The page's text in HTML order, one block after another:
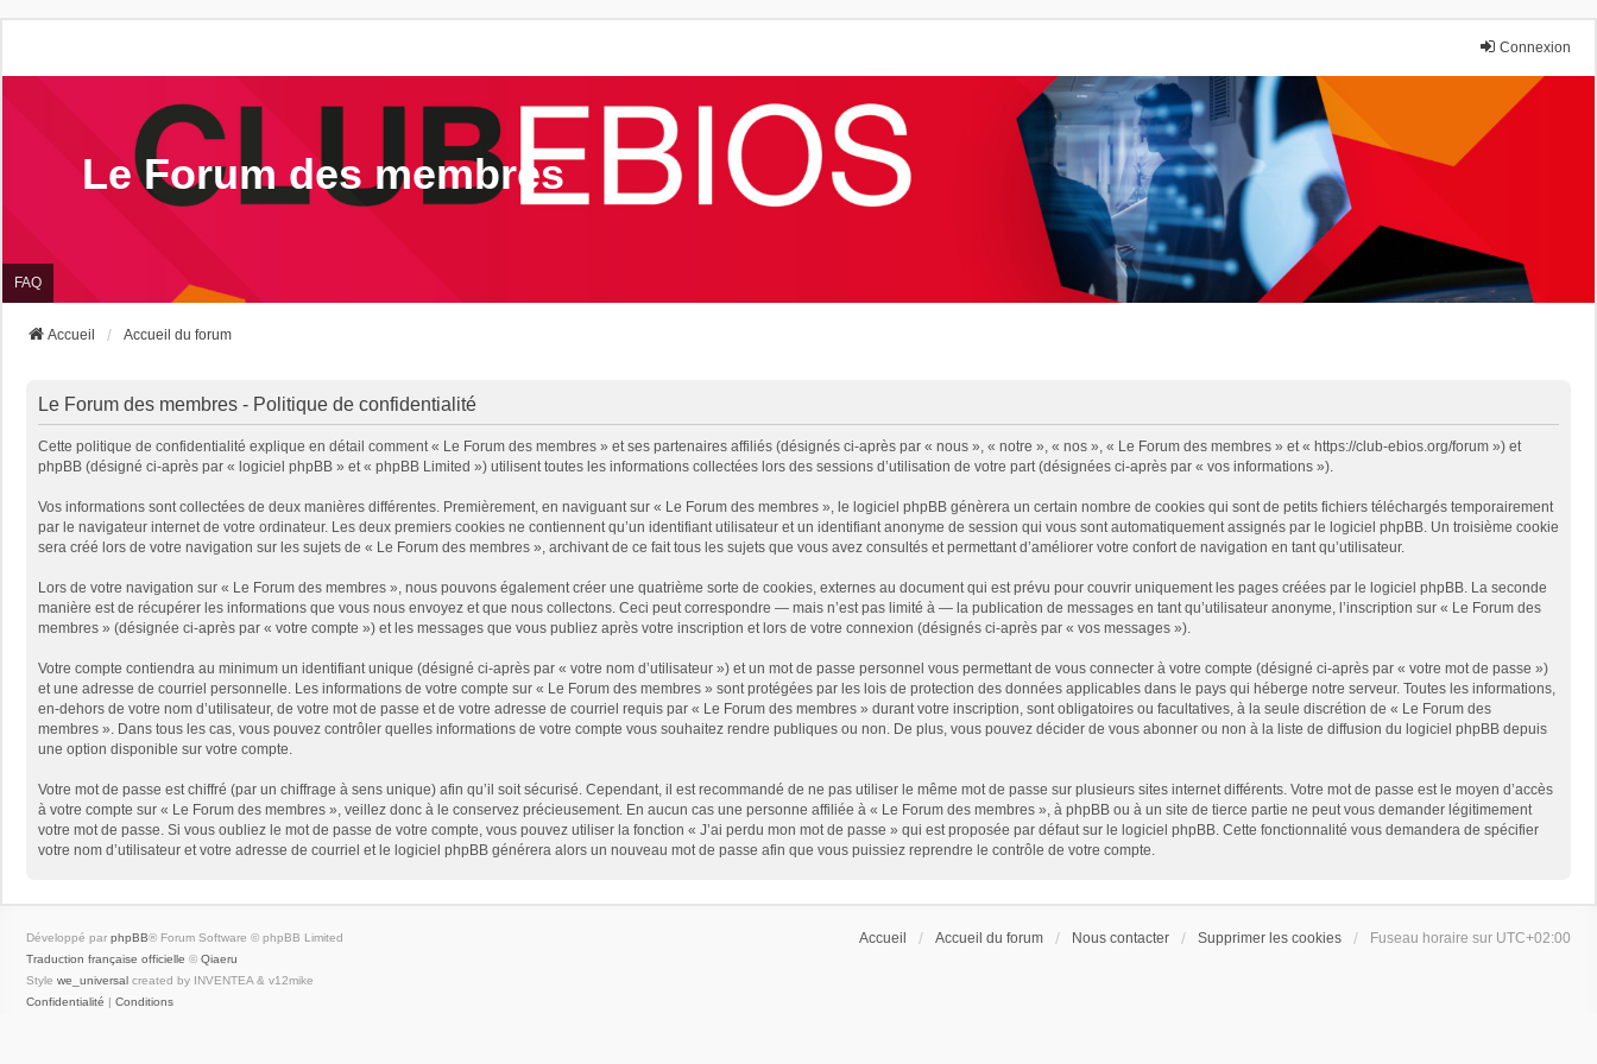
Connexion
Le Forum des membres
FAQ
Accueil Accueil du forum
Le Forum des membres - Politique de confidentialité
Cette politique de confidentialité explique en détail comment « Le Forum des membres » et ses partenaires affiliés (désignés ci-après par « nous », « notre », « nos », « Le Forum des membres » et « https://club-ebios.org/forum ») et
phpBB (désigné ci-après par « logiciel phpBB » et « phpBB Limited ») utilisent toutes les informations collectées lors des sessions d’utilisation de votre part (désignées ci-après par « vos informations »).
Vos informations sont collectées de deux manières différentes. Premièrement, en naviguant sur « Le Forum des membres », le logiciel phpBB génèrera un certain nombre de cookies qui sont de petits fichiers téléchargés temporairement
par le navigateur internet de votre ordinateur. Les deux premiers cookies ne contiennent qu’un identifiant utilisateur et un identifiant anonyme de session qui vous sont automatiquement assignés par le logiciel phpBB. Un troisième cookie
sera créé lors de votre navigation sur les sujets de « Le Forum des membres », archivant de ce fait tous les sujets que vous avez consultés et permettant d’améliorer votre confort de navigation en tant qu’utilisateur.
Lors de votre navigation sur « Le Forum des membres », nous pouvons également créer une quatrième sorte de cookies, externes au document qui est prévu pour couvrir uniquement les pages créées par le logiciel phpBB. La seconde
manière est de récupérer les informations que vous nous envoyez et que nous collectons. Ceci peut correspondre — mais n’est pas limité à — la publication de messages en tant qu’utilisateur anonyme, l’inscription sur « Le Forum des
membres » (désignée ci-après par « votre compte ») et les messages que vous publiez après votre inscription et lors de votre connexion (désignés ci-après par « vos messages »).
Votre compte contiendra au minimum un identifiant unique (désigné ci-après par « votre nom d’utilisateur ») et un mot de passe personnel vous permettant de vous connecter à votre compte (désigné ci-après par « votre mot de passe »)
et une adresse de courriel personnelle. Les informations de votre compte sur « Le Forum des membres » sont protégées par les lois de protection des données applicables dans le pays qui héberge notre serveur. Toutes les informations,
en-dehors de votre nom d’utilisateur, de votre mot de passe et de votre adresse de courriel requis par « Le Forum des membres » durant votre inscription, sont obligatoires ou facultatives, à la seule discrétion de « Le Forum des
membres ». Dans tous les cas, vous pouvez contrôler quelles informations de votre compte vous souhaitez rendre publiques ou non. De plus, vous pouvez décider de vous abonner ou non à la liste de diffusion du logiciel phpBB depuis
une option disponible sur votre compte.
Votre mot de passe est chiffré (par un chiffrage à sens unique) afin qu’il soit sécurisé. Cependant, il est recommandé de ne pas utiliser le même mot de passe sur plusieurs sites internet différents. Votre mot de passe est le moyen d’accès
à votre compte sur « Le Forum des membres », veillez donc à le conservez précieusement. En aucun cas une personne affiliée à « Le Forum des membres », à phpBB ou à un site de tierce partie ne peut vous demander légitimement
votre mot de passe. Si vous oubliez le mot de passe de votre compte, vous pouvez utiliser la fonction « J’ai perdu mon mot de passe » qui est proposée par défaut sur le logiciel phpBB. Cette fonctionnalité vous demandera de spécifier
votre nom d’utilisateur et votre adresse de courriel et le logiciel phpBB générera alors un nouveau mot de passe afin que vous puissiez reprendre le contrôle de votre compte.
Accueil Accueil du forum Nous contacter Supprimer les cookies Fuseau horaire sur UTC+02:00
Développé par phpBB® Forum Software © phpBB Limited
Traduction française officielle © Qiaeru
Style we_universal created by INVENTEA & v12mike
Confidentialité | Conditions